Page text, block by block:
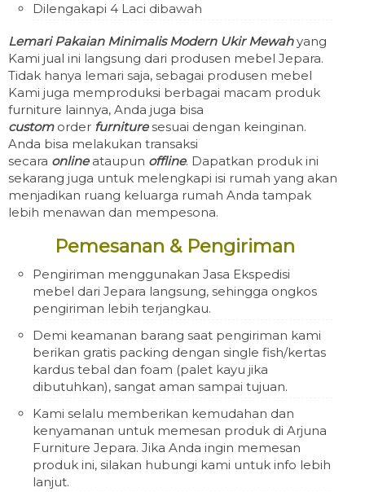
Dilengakapi 4 Laci dibawah
Lemari Pakaian Minimalis Modern Ukir Mewahyang
Kami jual ini langsung dari produsen mebel Jepara.
Tidak hanya lemari saja, sebagai produsen mebel
Kami juga memproduksi berbagai macam produk
furniture lainnya, Anda juga bisa
customorder furnituresesuai dengan keinginan.
Anda bisa melakukan transaksi
secara onlineataupun offline. Dapatkan produk ini
sekarang juga untuk melengkapi isi rumah yang akan
menjadikan ruang keluarga rumah Anda tampak
lebih menawan dan mempesona.
Pemesanan & Pengiriman
Pengiriman menggunakan Jasa Ekspedisi
mebel dari Jepara langsung, sehingga ongkos
pengiriman lebih terjangkau.
Demi keamanan barang saat pengiriman kami
berikan gratis packing dengan single fish/kertas
kardus tebal dan foam (palet kayu jika
dibutuhkan), sangat aman sampai tujuan.
Kami selalu memberikan kemudahan dan
kenyamanan untuk memesan produk di Arjuna
Furniture Jepara. Jika Anda ingin memesan
produk ini, silakan hubungi kami untuk info lebih
lanjut.